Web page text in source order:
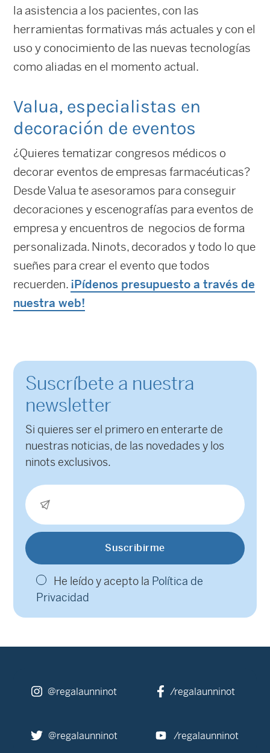
la asistencia a los pacientes, con las
herramientas formativas más actuales y con el
uso y conocimiento de las nuevas tecnologías
como aliadas en el momento actual.
Valua, especialistas en
decoración de eventos
¿Quieres tematizar congresos médicos o
decorar eventos de empresas farmacéuticas?
Desde Valua te asesoramos para conseguir
decoraciones y escenografías para eventos de
empresa y encuentros de negocios de forma
personalizada. Ninots, decorados y todo lo que
sueñes para crear el evento que todos
recuerden. ¡Pídenos presupuesto a través de
nuestra web!
Suscríbete a nuestra
newsletter
Si quieres ser el primero en enterarte de
nuestras noticias, de las novedades y los
ninots exclusivos.
He leído y acepto la Política de
Privacidad
@regalaunninot /regalaunninot
@regalaunninot /regalaunninot